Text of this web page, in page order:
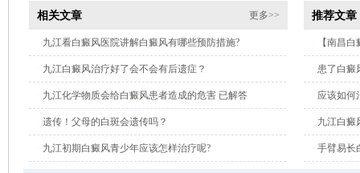
相关文章 更多>>
九江看白癜风医院讲解白癜风有哪些预防措施?
九江白癜风治疗好了会不会有后遗症？
九江化学物质会给白癜风患者造成的危害 已解答
遗传！父母的白斑会遗传吗？
九江初期白癜风青少年应该怎样治疗呢?
推荐文章
【南昌
患了白癜
应该如何
九江白癜
手臂易长